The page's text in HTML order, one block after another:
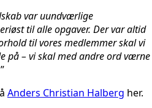
var uundværlige
til alle opgaver. Der var altid
til vores medlemmer skal vi
på – vi skal med andre ord værne
”
Anders Christian Halberg her.